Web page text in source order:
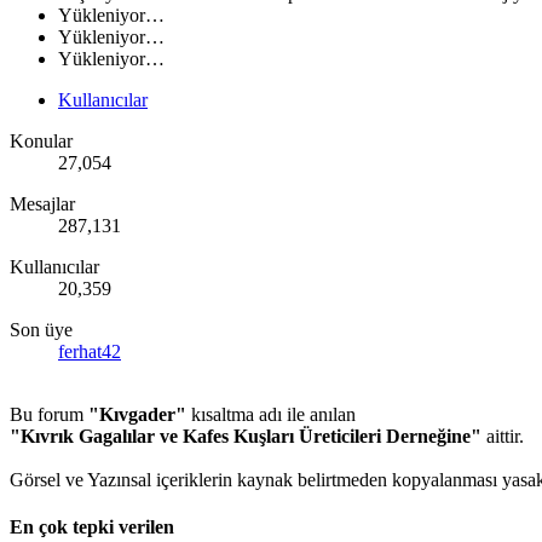
Yükleniyor…
Yükleniyor…
Yükleniyor…
Kullanıcılar
Konular
27,054
Mesajlar
287,131
Kullanıcılar
20,359
Son üye
ferhat42
Bu forum "Kıvgader" kısaltma adı ile anılan
"Kıvrık Gagalılar ve Kafes Kuşları Üreticileri Derneğine" aittir.
Görsel ve Yazınsal içeriklerin kaynak belirtmeden kopyalanması
En çok tepki verilen